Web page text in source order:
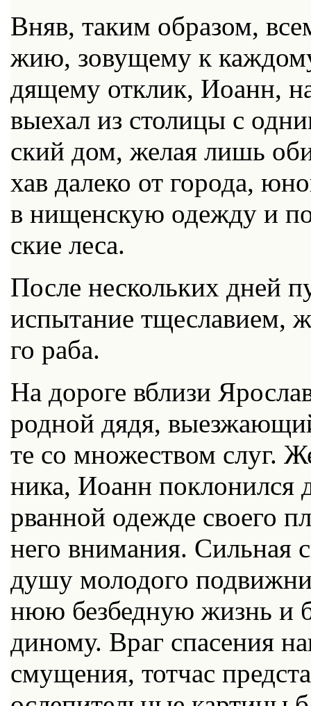
Вняв, та­ким об­ра­зом,
жию, зо­ву­ще­му к
дя­ще­му от­клик, Иоанн,
вы­ехал из сто­ли­цы с
ский дом, же­лая лишь
хав да­ле­ко от го­ро­да,
в ни­щен­скую одеж­ду и
ские ле­са.
По­сле несколь­ких дней
ис­пы­та­ние тще­сла­ви­ем,
го ра­ба.
На до­ро­ге вбли­зи
род­ной дя­дя,
те со мно­же­ством слуг.
ни­ка, Иоанн по­кло­нил­ся
рван­ной одеж­де сво­е­го
него вни­ма­ния. Силь­ная
ду­шу мо­ло­до­го
нюю без­бед­ную жизнь и
ди­но­му. Враг спа­се­ния
сму­ще­ния, тот­час